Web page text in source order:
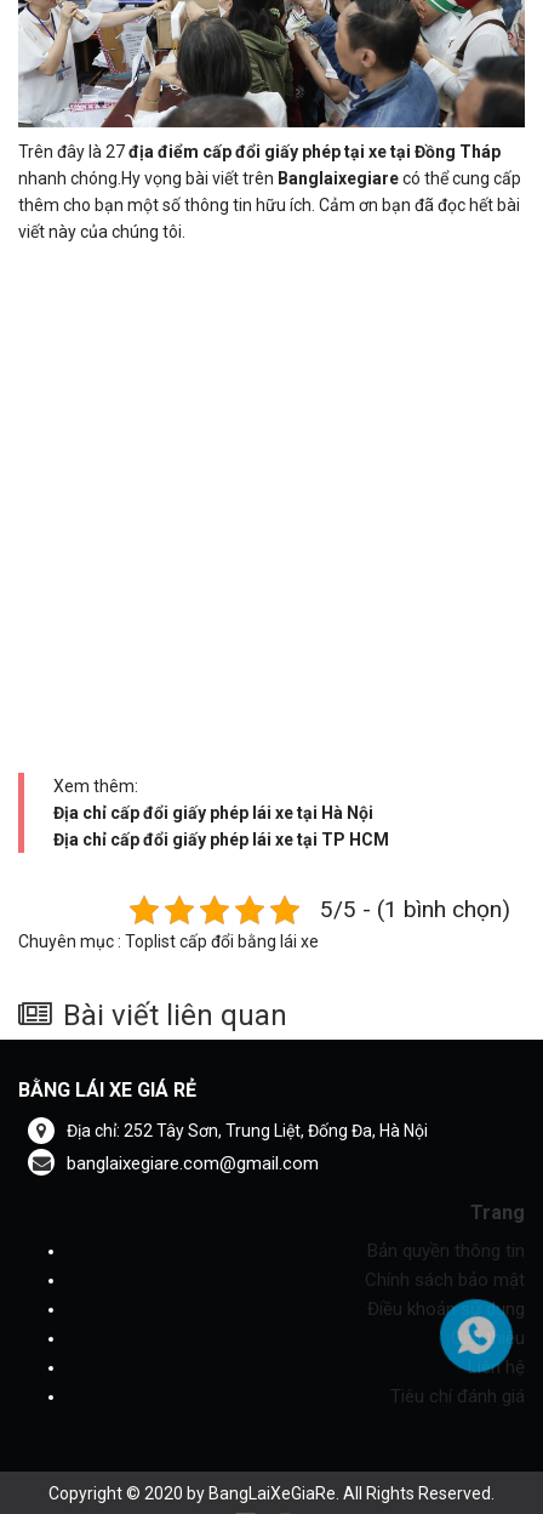
Trên đây là 27địa điểm cấp đổi giấy phép tại xe tại Đồng Tháp
nhanh chóng.Hy vọng bài viết trên Banglaixegiarecó thể cung cấp
thêm cho bạn một số thông tin hữu ích. Cảm ơn bạn đã đọc hết bài
viết này của chúng tôi.
Xem thêm:
Địa chỉ cấp đổi giấy phép lái xe tại Hà Nội
Địa chỉ cấp đổi giấy phép lái xe tại TP HCM
5/5 - (1 bình chọn)
Chuyên mục : Toplist cấp đổi bằng lái xe
Bài viết liên quan
BẰNG LÁI XE GIÁ RẺ
Địa chỉ: 252 Tây Sơn, Trung Liệt, Đống Đa, Hà Nội
banglaixegiare.com@gmail.com
Trang
Bản quyền thông tin
Chính sách bảo mật
Điều khoản sử dụng
Giới thiệu
Liên hệ
Tiêu chí đánh giá
Copyright © 2020 by BangLaiXeGiaRe. All Rights Reserved.